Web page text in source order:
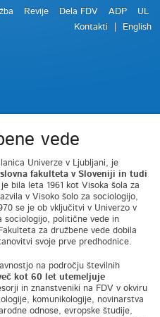
Revije Dela FDV ADP
UL
Kontakti
English
vede
Univerze v Ljubljani, je
fakulteta v Sloveniji in tudi
bila leta 1961 kot Visoka šola za
v Visoko šolo za sociologijo,
se je ob vključitvi v Univerzo v
sociologijo, politične vede in
za družbene vede dobila
svoje prve predhodnice.
na področju številnih
kot 60
let utemeljuje
in znanstveniki na FDV v okviru
komunikologije, novinarstva
odnose, evropske študije,